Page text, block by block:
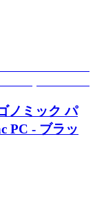
ノミック パ
PC - ブラッ